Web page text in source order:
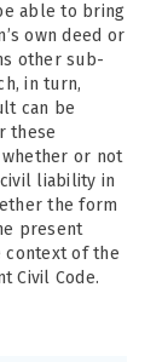
able to bring
own deed or
other sub-
in turn,
can be
these
or not
liability in
the form
present
context of the
Civil Code.